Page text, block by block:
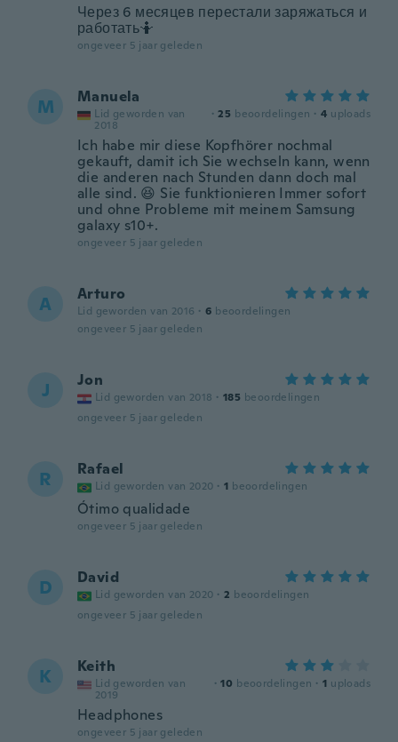
Через 6 месяцев перестали заряжаться и
работать🤷
ongeveer 5 jaar geleden
M Manuela
Lid geworden van
2018
· 25 beoordelingen · 4 uploads
Ich habe mir diese Kopfhörer nochmal
gekauft, damit ich Sie wechseln kann, wenn
die anderen nach Stunden dann doch mal
alle sind. 😆 Sie funktionieren Immer sofort
und ohne Probleme mit meinem Samsung
galaxy s10+.
ongeveer 5 jaar geleden
A Arturo
Lid geworden van 2016 · 6 beoordelingen
ongeveer 5 jaar geleden
J Jon
Lid geworden van 2018 · 185 beoordelingen
ongeveer 5 jaar geleden
R Rafael
Lid geworden van 2020 · 1 beoordelingen
Ótimo qualidade
ongeveer 5 jaar geleden
D David
Lid geworden van 2020 · 2 beoordelingen
ongeveer 5 jaar geleden
K Keith
Lid geworden van
2019
· 10 beoordelingen · 1 uploads
Headphones
ongeveer 5 jaar geleden